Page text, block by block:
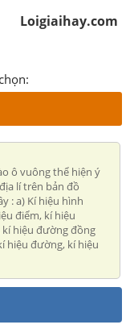
Loigiaihay.com
ô vuông thể hiện ý
lí trên bản đồ
: a) Kí hiệu hình
điểm, kí hiệu
kí hiệu đường đồng
hiệu đường, kí hiệu